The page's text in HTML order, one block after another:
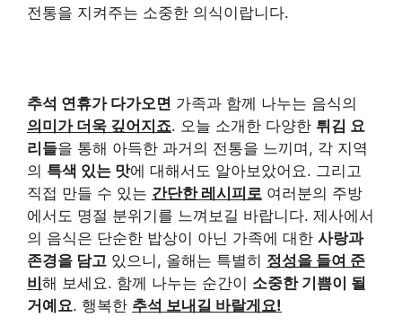
전통을 지켜주는 소중한 의식이랍니다.
추석 연휴가 다가오면 가족과 함께 나누는 음식의
의미가 더욱 깊어지죠. 오늘 소개한 다양한 튀김 요
리들을 통해 아득한 과거의 전통을 느끼며, 각 지역
의 특색 있는 맛에 대해서도 알아보았어요. 그리고
직접 만들 수 있는 간단한 레시피로 여러분의 주방
에서도 명절 분위기를 느껴보길 바랍니다. 제사에서
의 음식은 단순한 밥상이 아닌 가족에 대한 사랑과
존경을 담고 있으니, 올해는 특별히 정성을 들여 준
비해 보세요. 함께 나누는 순간이 소중한 기쁨이 될
거예요. 행복한 추석 보내길 바랄게요!